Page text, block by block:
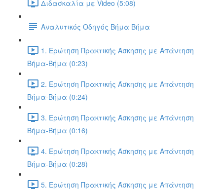
Διδασκαλία με Video (5:08)
Αναλυτικός Οδηγός Βήμα Βήμα
1. Ερώτηση Πρακτικής Άσκησης με Απάντηση
Βήμα-Βήμα (0:23)
2. Ερώτηση Πρακτικής Άσκησης με Απάντηση
Βήμα-Βήμα (0:24)
3. Ερώτηση Πρακτικής Άσκησης με Απάντηση
Βήμα-Βήμα (0:16)
4. Ερώτηση Πρακτικής Άσκησης με Απάντηση
Βήμα-Βήμα (0:28)
5. Ερώτηση Πρακτικής Άσκησης με Απάντηση